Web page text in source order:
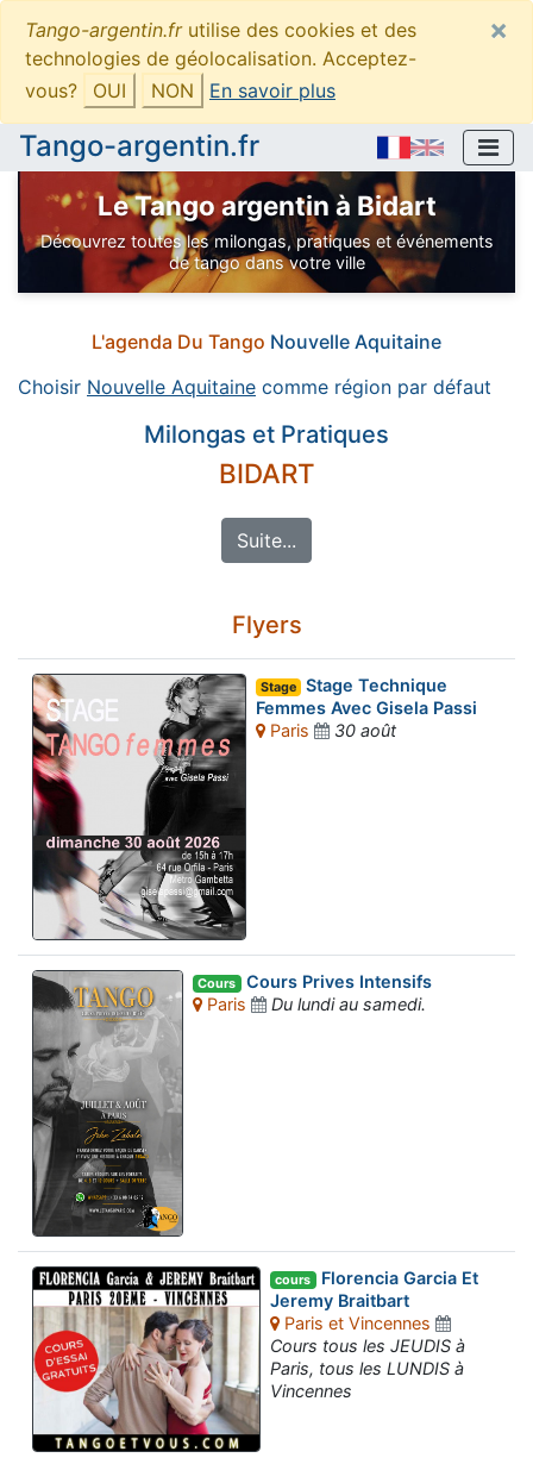
Tango-argentin.frutilise des cookies et des
technologies de géolocalisation. Acceptez-
vous?
OUI NON En savoir plus
×
Tango-argentin.fr
Le Tango argentin à Bidart
Découvrez toutes les milongas, pratiques et événements
de tango dans votre ville
L'agenda Du Tango Nouvelle Aquitaine
Choisir Nouvelle Aquitaine comme région par défaut
Milongas et Pratiques
BIDART
Suite...
Flyers
Stage
Stage Technique
Femmes Avec Gisela Passi
Paris
30 août
Cours Cours Prives Intensifs
Paris
Du lundi au samedi.
cours Florencia Garcia Et
Jeremy Braitbart
Paris et Vincennes
Cours tous les JEUDIS à
Paris, tous les LUNDIS à
Vincennes